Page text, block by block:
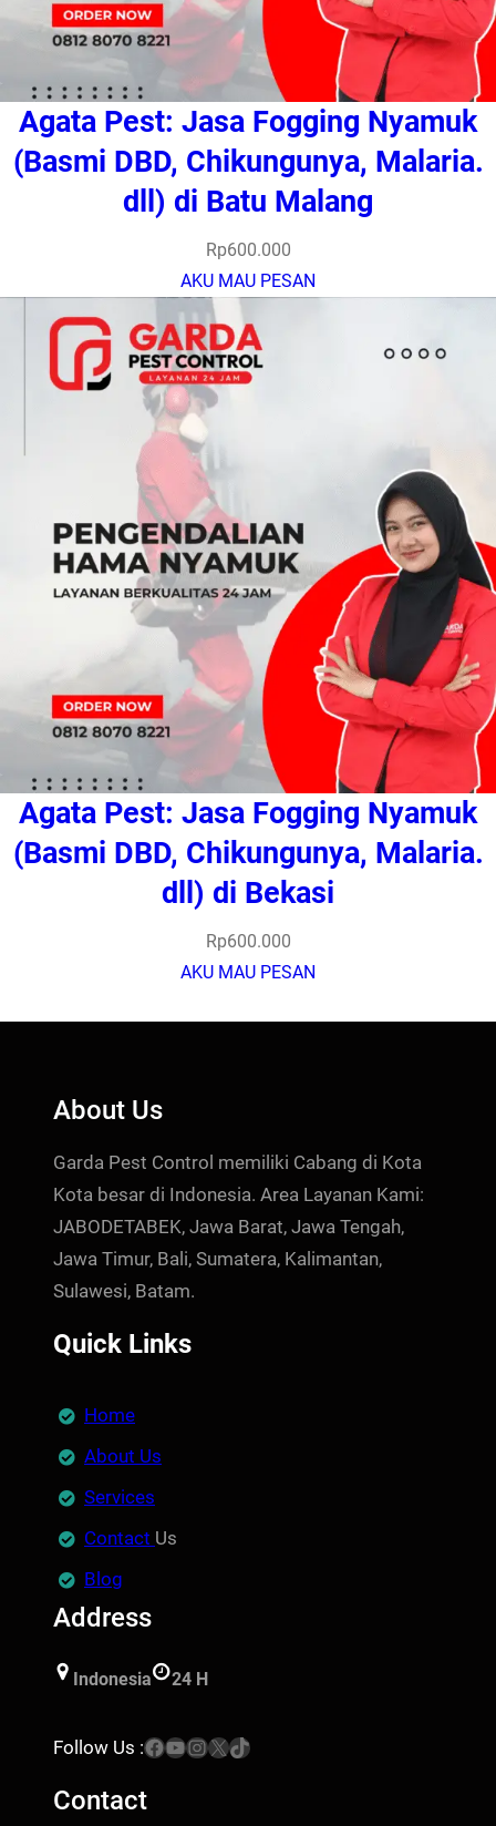
Agata Pest: Jasa Fogging Nyamuk
(Basmi DBD, Chikungunya, Malaria.
dll) di Batu Malang
Rp600.000
AKU MAU PESAN
Agata Pest: Jasa Fogging Nyamuk
(Basmi DBD, Chikungunya, Malaria.
dll) di Bekasi
Rp600.000
AKU MAU PESAN
About Us
Garda Pest Control memiliki Cabang di Kota
Kota besar di Indonesia. Area Layanan Kami:
JABODETABEK, Jawa Barat, Jawa Tengah,
Jawa Timur, Bali, Sumatera, Kalimantan,
Sulawesi, Batam.
Quick Links
Home
About Us
Services
Contact Us
Blog
Address
Indonesia 24 H
Follow Us :Facebook YouTube Instagram X TikTok
Contact